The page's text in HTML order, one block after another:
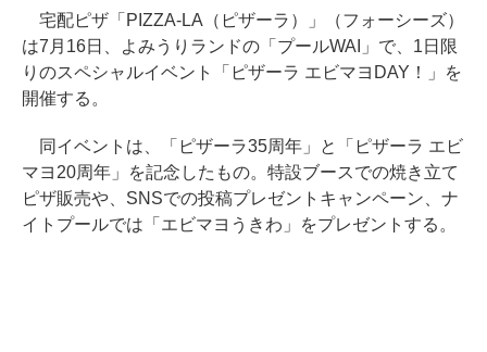
宅配ピザ「PIZZA-LA（ピザーラ）」（フォーシーズ）
は7月16日、よみうりランドの「プールWAI」で、1日限
りのスペシャルイベント「ピザーラ エビマヨDAY！」を
開催する。
同イベントは、「ピザーラ35周年」と「ピザーラ エビ
マヨ20周年」を記念したもの。特設ブースでの焼き立て
ピザ販売や、SNSでの投稿プレゼントキャンペーン、ナ
イトプールでは「エビマヨうきわ」をプレゼントする。